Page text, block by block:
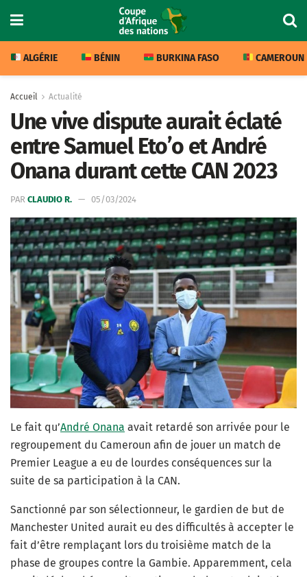
ALGÉRIE BÉNIN BURKINA FASO CAMEROUN
Accueil Actualité
Une vive dispute aurait éclaté
entre Samuel Eto’o et André
Onana durant cette CAN 2023
PAR CLAUDIO R. 05/03/2024
Le fait qu’André Onana avait retardé son arrivée pour le
regroupement du Cameroun afin de jouer un match de
Premier League a eu de lourdes conséquences sur la
suite de sa participation à la CAN.
Sanctionné par son sélectionneur, le gardien de but de
Manchester United aurait eu des difficultés à accepter le
fait d’être remplaçant lors du troisième match de la
phase de groupes contre la Gambie. Apparemment, cela